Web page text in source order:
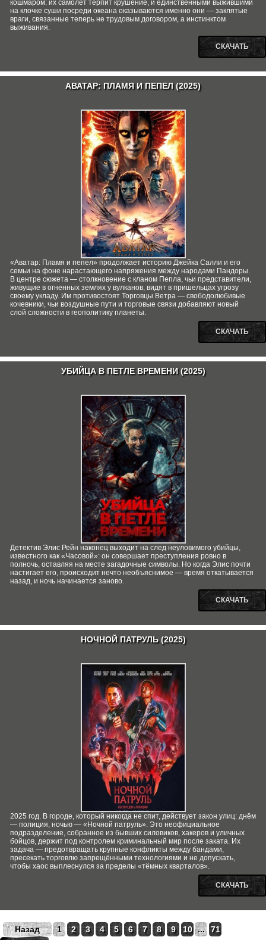
кошмаром: их самолёт терпит крушение, и единственными выжившими
на клочке суши посреди океана оказываются именно они — заклятые
враги, связанные теперь не трудовым договором, а инстинктом
выживания.
СКАЧАТЬ
АВАТАР: ПЛАМЯ И ПЕПЕЛ (2025)
«Аватар: Пламя и пепел» продолжает историю Джейка Салли и его
семьи на фоне нарастающего напряжения между народами Пандоры.
В центре сюжета — столкновение с кланом Пепла, чьи представители,
живущие в огненных землях у вулканов, видят в пришельцах угрозу
своему укладу. Им противостоят Торговцы Ветра — свободолюбивые
кочевники, чьи воздушные пути и торговые связи добавляют новый
слой сложности в геополитику планеты.
СКАЧАТЬ
УБИЙЦА В ПЕТЛЕ ВРЕМЕНИ (2025)
Детектив Элис Рейн наконец выходит на след неуловимого убийцы,
известного как «Часовой»: он совершает преступления ровно в
полночь, оставляя на месте загадочные символы. Но когда Элис почти
настигает его, происходит нечто необъяснимое — время откатывается
назад, и ночь начинается заново.
СКАЧАТЬ
НОЧНОЙ ПАТРУЛЬ (2025)
2025 год. В городе, который никогда не спит, действует закон улиц: днём
— полиция, ночью — «Ночной патруль». Это неофициальное
подразделение, собранное из бывших силовиков, хакеров и уличных
бойцов, держит под контролем криминальный мир после заката. Их
задача — предотвращать крупные конфликты между бандами,
пресекать торговлю запрещёнными технологиями и не допускать,
чтобы хаос выплеснулся за пределы «тёмных кварталов».
СКАЧАТЬ
Назад 1 2 3 4 5 6 7 8 9 10 ...
71